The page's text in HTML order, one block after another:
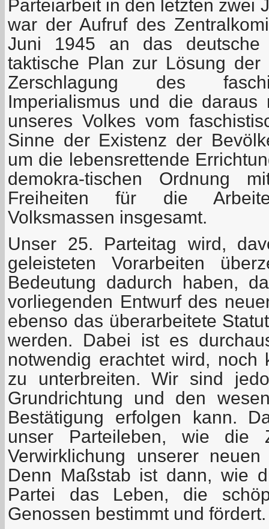
Parteiarbeit in den letzten zwei
war der Aufruf des
Juni 1945 an das deutsche
taktische Plan zur Lösung der
Zerschlagung des
Imperialismus und die daraus
unseres Volkes vom
Sinne der Existenz der
um die lebensrettende
demokra-tischen Ordnung
Freiheiten für die
Volksmassen insgesamt.
Unser 25. Parteitag wird,
geleisteten Vorarbeiten
Bedeutung dadurch haben,
vorliegenden Entwurf des
ebenso das überarbeitete
werden. Dabei ist es
notwendig erachtet wird, noch
zu unterbreiten. Wir sind
Grundrichtung und den
Bestätigung erfolgen kann.
unser Parteileben, wie die
Verwirklichung unserer
Denn Maßstab ist dann, wie
Partei das Leben, die
Genossen bestimmt und fördert.